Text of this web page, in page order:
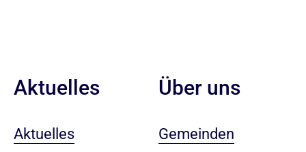
Aktuelles
Aktuelles
Über uns
Gemeinden